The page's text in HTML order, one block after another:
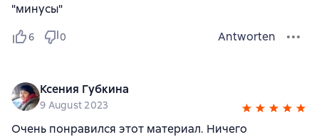
"минусы"
6 0 Antworten
Ксения Губкина
9 August 2023
Очень понравился этот материал. Ничего